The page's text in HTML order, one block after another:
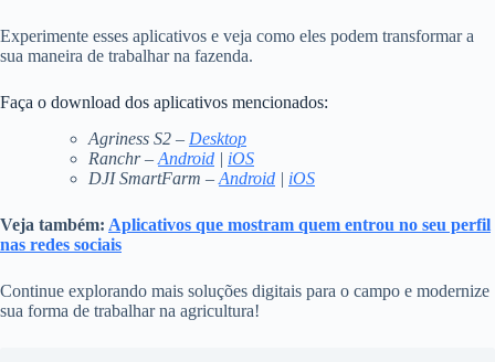
Experimente esses aplicativos e veja como eles podem transformar a
sua maneira de trabalhar na fazenda.
Faça o download dos aplicativos mencionados:
Agriness S2 – Desktop
Ranchr – Android | iOS
DJI SmartFarm – Android | iOS
Veja também: Aplicativos que mostram quem entrou no seu perfil
nas redes sociais
Continue explorando mais soluções digitais para o campo e modernize
sua forma de trabalhar na agricultura!